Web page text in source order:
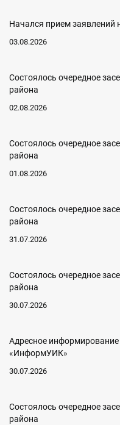
Начался прием заявлений
03.08.2026
Состоялось очередное
района
02.08.2026
Состоялось очередное
района
01.08.2026
Состоялось очередное
района
31.07.2026
Состоялось очередное
района
30.07.2026
Адресное информирование
«ИнформУИК»
30.07.2026
Состоялось очередное
района